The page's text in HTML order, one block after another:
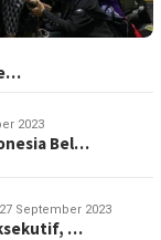
2023
Bel…
27 September 2023
…